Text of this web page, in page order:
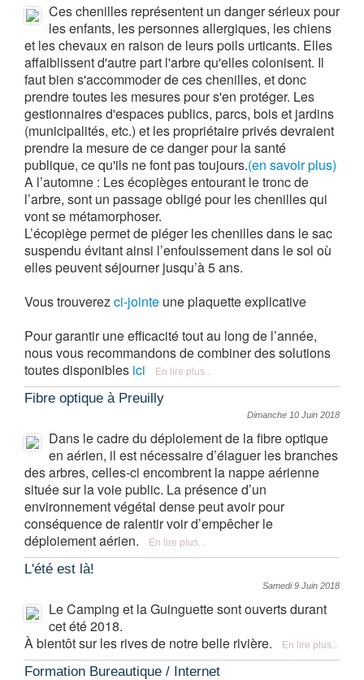
Ces chenilles représentent un danger sérieux pour
les enfants, les personnes allergiques, les chiens
et les chevaux en raison de leurs poils urticants. Elles
affaiblissent d'autre part l'arbre qu'elles colonisent. Il
faut bien s'accommoder de ces chenilles, et donc
prendre toutes les mesures pour s'en protéger. Les
gestionnaires d'espaces publics, parcs, bois et jardins
(municipalités, etc.) et les propriétaire privés devraient
prendre la mesure de ce danger pour la santé
publique, ce qu'ils ne font pas toujours.(en savoir plus)
A l’automne : Les écopièges entourant le tronc de
l’arbre, sont un passage obligé pour les chenilles qui
vont se métamorphoser.
L’écopiège permet de piéger les chenilles dans le sac
suspendu évitant ainsi l’enfouissement dans le sol où
elles peuvent séjourner jusqu’à 5 ans.
Vous trouverezci-jointe une plaquette explicative
Pour garantir une efficacité tout au long de l’année,
nous vous recommandons de combiner des solutions
toutes disponibles ici En lire plus...
Fibre optique à Preuilly
Dimanche 10 Juin 2018
Dans le cadre du déploiement de la fibre optique
en aérien, il est nécessaire d’élaguer les branches
des arbres, celles-ci encombrent la nappe aérienne
située sur la voie public. La présence d’un
environnement végétal dense peut avoir pour
conséquence de ralentir voir d’empêcher le
déploiement aérien.
En lire plus...
L'été est là!
Samedi 9 Juin 2018
Le Camping et la Guinguette sont ouverts durant
cet été 2018.
À bientôt sur les rives de notre belle rivière.
En lire plus...
Formation Bureautique / Internet